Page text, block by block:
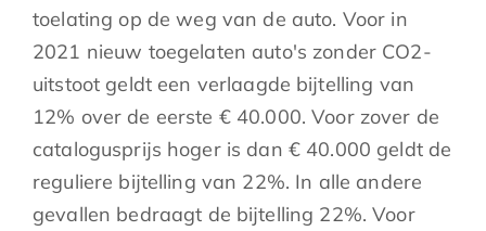
toelating op de weg van de auto. Voor in
2021 nieuw toegelaten auto's zonder CO2-
uitstoot geldt een verlaagde bijtelling van
12% over de eerste € 40.000. Voor zover de
catalogusprijs hoger is dan € 40.000 geldt de
reguliere bijtelling van 22%. In alle andere
gevallen bedraagt de bijtelling 22%. Voor